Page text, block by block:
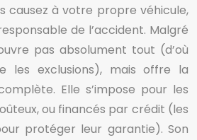
causez à votre propre véhicule,
de l’accident. Malgré
pas absolument tout (d’où
les exclusions), mais offre la
Elle s’impose pour les
ou financés par crédit (les
protéger leur garantie). Son